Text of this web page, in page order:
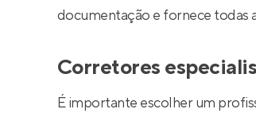
documentação e fornece todas
Corretores
É importante escolher um